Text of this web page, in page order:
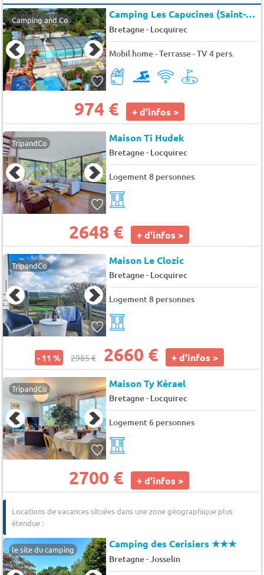
Camping and Co Camping Les Capucines (Saint-Michel-en-Grève à 6 km)
Bretagne- Locquirec
Mobil home - Terrasse - TV 4 pers.
974 € + d'infos >
TripandCo Maison Ti Hudek
Bretagne- Locquirec
Logement 8 personnes
2648 € + d'infos >
TripandCo Maison Le Clozic
Bretagne- Locquirec
Logement 8 personnes
- 11 % 2985 € 2660 € + d'infos >
TripandCo Maison Ty Kérael
Bretagne- Locquirec
Logement 6 personnes
2700 € + d'infos >
Locations de vacances situées dans une zone géographique plus
étendue :
le site du camping Camping des Cerisiers★★★
Bretagne- Josselin